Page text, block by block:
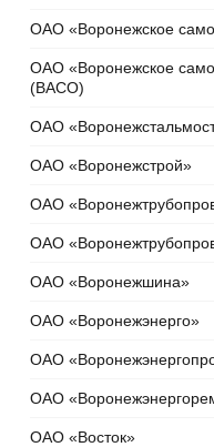
ОАО «Воронежское
ОАО «Воронежское
(ВАСО)
ОАО
ОАО «Воронежстрой»
ОАО
ОАО
ОАО «Воронежшина»
ОАО «Воронежэнерго»
ОАО
ОАО
ОАО «Восток»